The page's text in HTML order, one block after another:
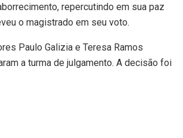
repercutindo em sua paz
o magistrado em seu voto.
Paulo Galizia e Teresa Ramos
a turma de julgamento. A decisão foi